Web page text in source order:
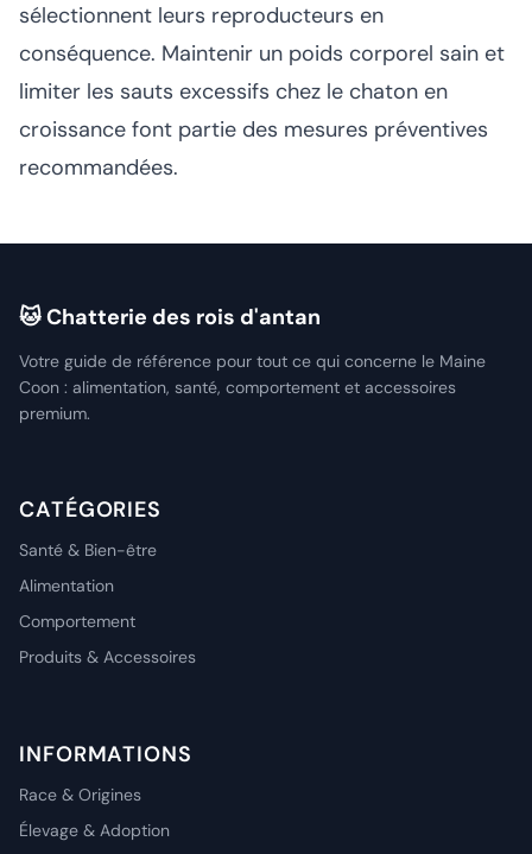
sélectionnent leurs reproducteurs en
conséquence. Maintenir un poids corporel sain et
limiter les sauts excessifs chez le chaton en
croissance font partie des mesures préventives
recommandées.
🐱 Chatterie des rois d'antan
Votre guide de référence pour tout ce qui concerne le Maine
Coon : alimentation, santé, comportement et accessoires
premium.
CATÉGORIES
Santé & Bien-être
Alimentation
Comportement
Produits & Accessoires
INFORMATIONS
Race & Origines
Élevage & Adoption